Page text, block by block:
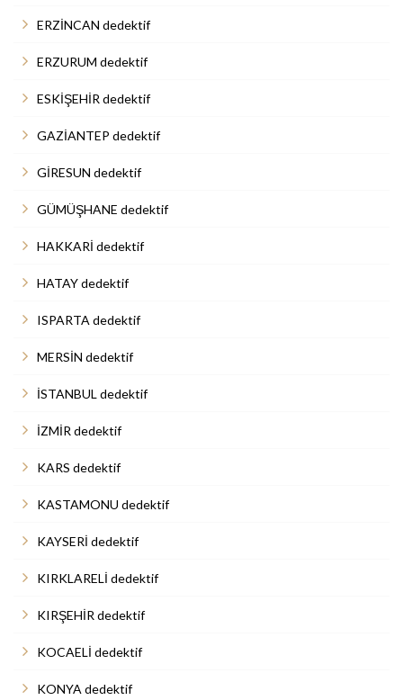
ERZİNCAN dedektif
ERZURUM dedektif
ESKİŞEHİR dedektif
GAZİANTEP dedektif
GİRESUN dedektif
GÜMÜŞHANE dedektif
HAKKARİ dedektif
HATAY dedektif
ISPARTA dedektif
MERSİN dedektif
İSTANBUL dedektif
İZMİR dedektif
KARS dedektif
KASTAMONU dedektif
KAYSERİ dedektif
KIRKLARELİ dedektif
KIRŞEHİR dedektif
KOCAELİ dedektif
KONYA dedektif